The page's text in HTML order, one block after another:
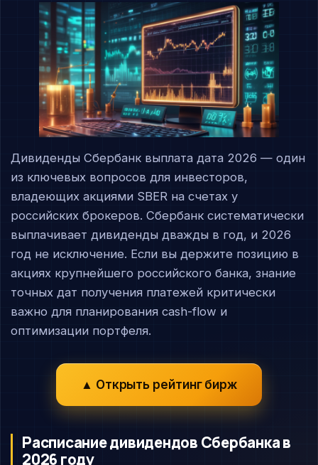
Дивиденды Сбербанк выплата дата 2026 — один
из ключевых вопросов для инвесторов,
владеющих акциями SBER на счетах у
российских брокеров. Сбербанк систематически
выплачивает дивиденды дважды в год, и 2026
год не исключение. Если вы держите позицию в
акциях крупнейшего российского банка, знание
точных дат получения платежей критически
важно для планирования cash-flow и
оптимизации портфеля.
▲ Открыть рейтинг бирж
Расписание дивидендов Сбербанка в
2026 году